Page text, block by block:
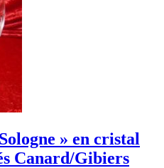
» en cristal
Canard/Gibiers